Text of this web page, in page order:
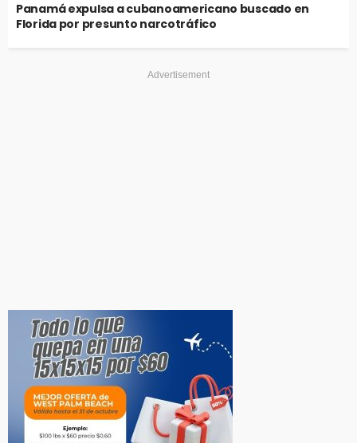
Panamá expulsa a cubanoamericano buscado en
Florida por presunto narcotráfico
Advertisement